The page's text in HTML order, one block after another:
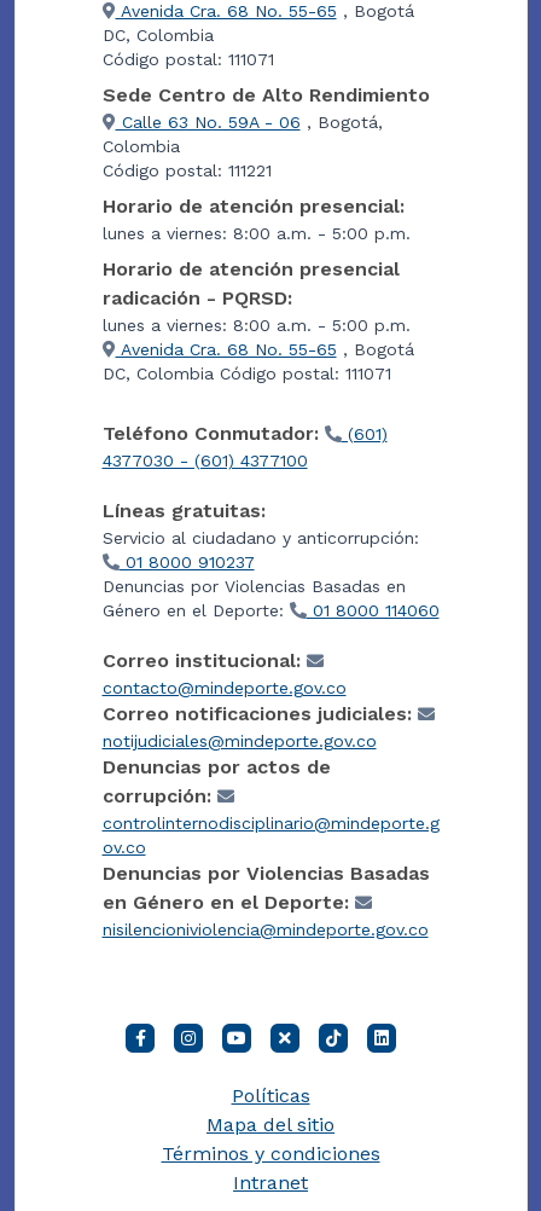
Avenida Cra. 68 No. 55-65 , Bogotá
DC, Colombia
Código postal: 111071
Sede Centro de Alto Rendimiento
Calle 63 No. 59A - 06 , Bogotá,
Colombia
Código postal: 111221
Horario de atención presencial:
lunes a viernes: 8:00 a.m. - 5:00 p.m.
Horario de atención presencial
radicación - PQRSD:
lunes a viernes: 8:00 a.m. - 5:00 p.m.
Avenida Cra. 68 No. 55-65 , Bogotá
DC, Colombia Código postal: 111071
Teléfono Conmutador:
(601)
4377030 - (601) 4377100
Líneas gratuitas:
Servicio al ciudadano y anticorrupción:
01 8000 910237
Denuncias por Violencias Basadas en
Género en el Deporte:
01 8000 114060
Correo institucional:
contacto@mindeporte.gov.co
Correo notificaciones judiciales:
notijudiciales@mindeporte.gov.co
Denuncias por actos de
corrupción:
controlinternodisciplinario@mindeporte.g
ov.co
Denuncias por Violencias Basadas
en Género en el Deporte:
nisilencioniviolencia@mindeporte.gov.co
Políticas
Mapa del sitio
Términos y condiciones
Intranet